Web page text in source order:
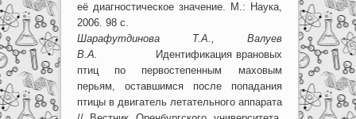
её диагностическое значение. М.: Наука,
2006. 98 с.
Шарафутдинова Т.А., Валуев
В.А.
Идентификация врановых
птиц по первостепенным маховым
перьям, оставшимся после попадания
птицы в двигатель летательного аппарата